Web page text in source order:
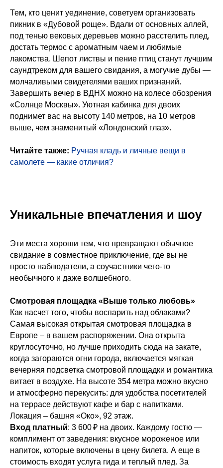
Тем, кто ценит уединение, советуем организовать
пикник в «Дубовой роще». Вдали от основных аллей,
под тенью вековых деревьев можно расстелить плед,
достать термос с ароматным чаем и любимые
лакомства. Шепот листвы и пение птиц станут лучшим
саундтреком для вашего свидания, а могучие дубы —
молчаливыми свидетелями ваших признаний.
Завершить вечер в ВДНХ можно на колесе обозрения
«Солнце Москвы». Уютная кабинка для двоих
поднимет вас на высоту 140 метров, на 10 метров
выше, чем знаменитый «Лондонский глаз».
Читайте также: Ручная кладь и личные вещи в
самолете — какие отличия?
Уникальные впечатления и шоу
Эти места хороши тем, что превращают обычное
свидание в совместное приключение, где вы не
просто наблюдатели, а соучастники чего-то
необычного и даже волшебного.
Смотровая площадка «Выше только любовь»
Как насчет того, чтобы воспарить над облаками?
Самая высокая открытая смотровая площадка в
Европе – в вашем распоряжении. Она открыта
круглосуточно, но лучше приходить сюда на закате,
когда загораются огни города, включается мягкая
вечерняя подсветка смотровой площадки и романтика
витает в воздухе. На высоте 354 метра можно вкусно
и атмосферно перекусить: для удобства посетителей
на террасе действуют кафе и бар с напитками.
Локация – башня «Око», 92 этаж.
Вход платный: 3 600 ₽ на двоих. Каждому гостю —
комплимент от заведения: вкусное мороженое или
напиток, которые включены в цену билета. А еще в
стоимость входят услуга гида и теплый плед. За